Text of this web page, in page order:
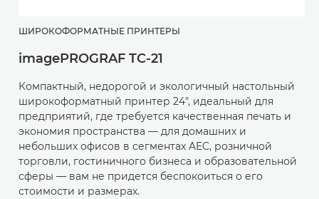
ШИРОКОФОРМАТНЫЕ ПРИНТЕРЫ
imagePROGRAF TC-21
Компактный, недорогой и экологичный настольный
широкоформатный принтер 24", идеальный для
предприятий, где требуется качественная печать и
экономия пространства — для домашних и
небольших офисов в сегментах AEC, розничной
торговли, гостиничного бизнеса и образовательной
сферы — вам не придется беспокоиться о его
стоимости и размерах.